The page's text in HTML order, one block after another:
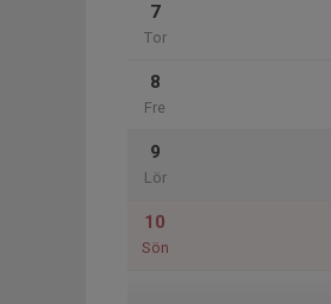
7
Tor
8
Fre
9
Lör
10
Sön